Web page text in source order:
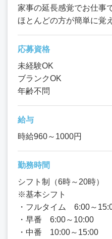
家事の延長感覚でお仕事
ほとんどの方が簡単に覚
応募資格
未経験OK
ブランクOK
年齢不問
給与
時給960～1000円
勤務時間
シフト制（6時～20時）
※基本シフト
・フルタイム 6:00～
・早番 6:00～10:00
・中番 10:00～15:00